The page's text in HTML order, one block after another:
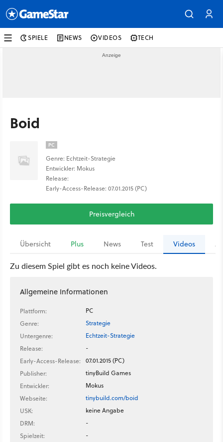
SPIELE NEWS VIDEOS TECH
Boid
PC
Genre: Echtzeit-Strategie
Entwickler: Mokus
Release:
Early-Access-Release: 07.01.2015 (PC)
Preisvergleich
Übersicht Plus News Test Videos
Zu diesem Spiel gibt es noch keine Videos.
Allgemeine Informationen
Plattform:
PC
Genre:
Strategie
Untergenre:
Echtzeit-Strategie
Release:
-
Early-Access-Release:
07.01.2015 (PC)
Publisher:
tinyBuild Games
Entwickler:
Mokus
Webseite:
tinybuild.com/boid
USK:
keine Angabe
DRM:
-
Spielzeit:
-